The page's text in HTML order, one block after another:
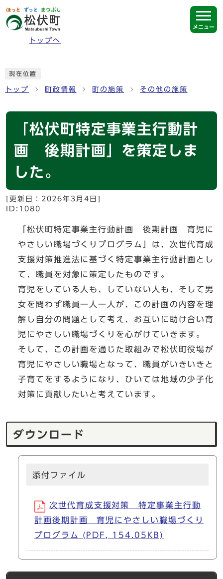
ページの先頭です
トップへ
メニュー
現在位置
トップ 町政情報 町の施策 その他の施策
「松伏町特定事業主行動計
画 後期計画」を策定しま
した。
[更新日： 2026年3月4日
ID:1080
「松伏町特定事業主行動計画 後期計画 育児に
やさしい職場づくりプログラム」は、次世代育成
支援対策推進法に基づく特定事業主行動計画とし
て、職員を対象に策定したものです。
育児をしている人も、していない人も、そして男
女を問わず職員一人一人が、この計画の内容を理
解し自分の問題として考え、お互いに助け合い育
児にやさしい職場づくりを心がけていきます。
そして、この計画を通じた取組みで松伏町役場が
育児にやさしい職場となって、職員がいきいきと
子育てをするようになり、ひいては地域の少子化
対策に貢献したいと考えています。
ダウンロード
添付ファイル
次世代育成支援対策 特定事業主行動
計画後期計画 育児にやさしい職場づくり
プログラム (PDF, 154.05KB)